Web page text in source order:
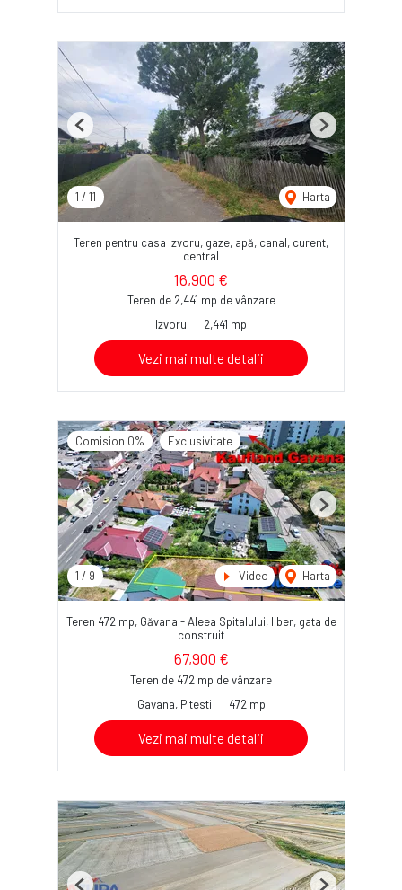
1 / 11 Harta
Previous Next
Teren pentru casa Izvoru, gaze, apă, canal, curent,
central
16,900 €
Teren de 2,441 mp de vânzare
Izvoru
2,441 mp
Vezi mai multe detalii
Comision 0% Exclusivitate
1 / 9 Video Harta
Previous Next
Teren 472 mp, Găvana - Aleea Spitalului, liber, gata de
construit
67,900 €
Teren de 472 mp de vânzare
Gavana, Pitesti
472 mp
Vezi mai multe detalii